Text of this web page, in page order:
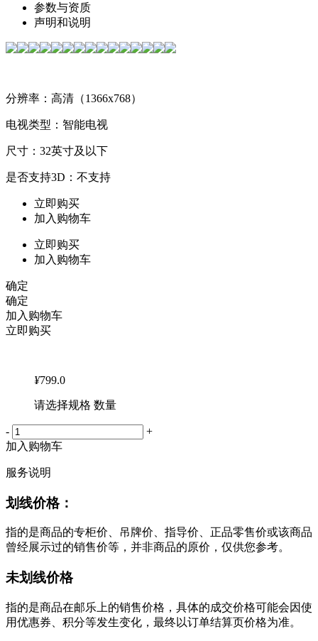
参数与资质
声明和说明
分辨率：高清（1366x768）
电视类型：智能电视
尺寸：32英寸及以下
是否支持3D：不支持
立即购买
加入购物车
立即购买
加入购物车
确定
确定
加入购物车
立即购买
¥799.0
请选择规格 数量
-
+
加入购物车
服务说明
划线价格：
指的是商品的专柜价、吊牌价、指导价、正品零售价或该商品
曾经展示过的销售价等，并非商品的原价，仅供您参考。
未划线价格
指的是商品在邮乐上的销售价格，具体的成交价格可能会因使
用优惠券、积分等发生变化，最终以订单结算页价格为准。